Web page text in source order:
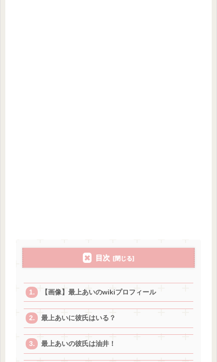
目次
【画像】最上あいのwikiプロフィール
最上あいに彼氏はいる？
最上あいの彼氏は油井！